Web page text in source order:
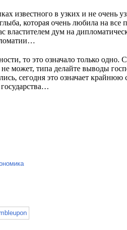
известного в узких и не очень
которая очень любила на все
властителем дум на
то это означало только одно.
не может, типа делайте выводы
сегодня это означает крайнюю